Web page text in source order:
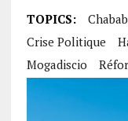
TOPICS: Chabab
Crise Politique
Mogadiscio